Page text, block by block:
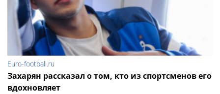
Euro-football.ru
Захарян рассказал о том, кто из спортсменов его
вдохновляет